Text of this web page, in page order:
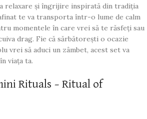
relaxare și îngrijire inspirată din tradiția
te va transporta într-o lume de calm
momentele în care vrei să te răsfeți sau
drag. Fie că sărbătorești o ocazie
vrei să aduci un zâmbet, acest set va
viața ta.
Rituals – Ritual of